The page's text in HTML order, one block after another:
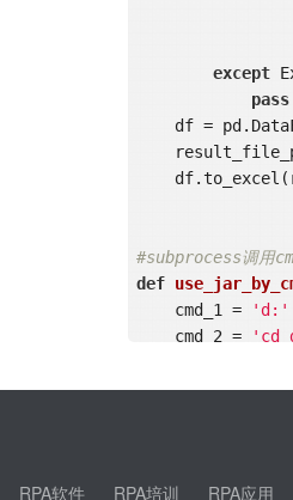
except
pass
#subprocess调用
def
    cmd_1 =
'd:'
    cmd_2 =
'cd
p =
    print(out)
RPA软件 RPA培训 RPA应用